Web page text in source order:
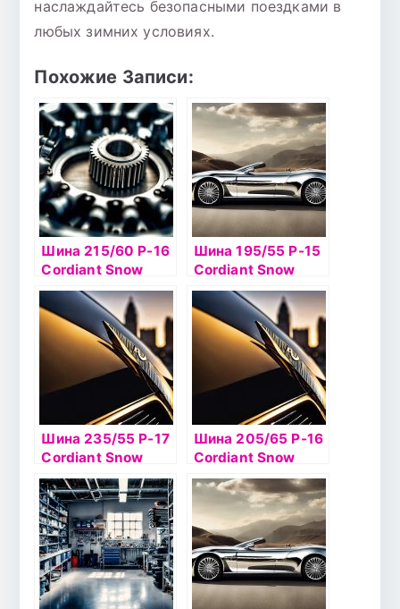
наслаждайтесь безопасными поездками в
любых зимних условиях.
Похожие Записи:
Шина 215/60 Р-16
Cordiant Snow
Cross 2 99Тб/к
шип
Шина 195/55 Р-15
Cordiant Snow
Cross 2 89T б/к ш
Шина 235/55 Р-17
Cordiant Snow
Cross 103T б/к ш
Шина 205/65 Р-16
Cordiant Snow
Cross 2 99T б/к ш